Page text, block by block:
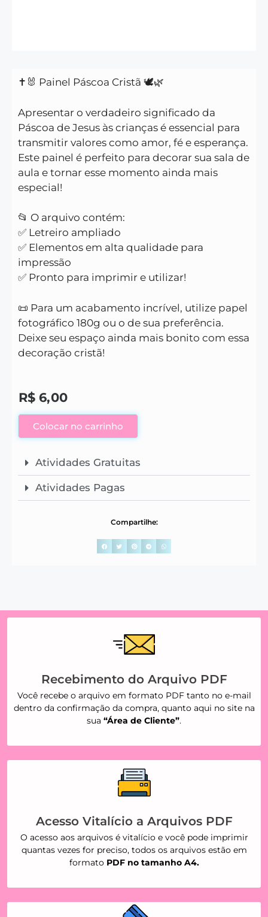
✝️🐰 Painel Páscoa Cristã 🕊️🌿
Apresentar o verdadeiro significado da
Páscoa de Jesus às crianças é essencial para
transmitir valores como amor, fé e esperança.
Este painel é perfeito para decorar sua sala de
aula e tornar esse momento ainda mais
especial!
📂 O arquivo contém:
✅ Letreiro ampliado
✅ Elementos em alta qualidade para
impressão
✅ Pronto para imprimir e utilizar!
📜 Para um acabamento incrível, utilize papel
fotográfico 180g ou o de sua preferência.
Deixe seu espaço ainda mais bonito com essa
decoração cristã!
R$ 6,00
Colocar no carrinho
Atividades Gratuitas
Atividades Pagas
Compartilhe:
Recebimento do Arquivo PDF
Você recebe o arquivo em formato PDF tanto no e-mail
dentro da confirmação da compra, quanto aqui no site na
sua “Área de Cliente”.
Acesso Vitalício a Arquivos PDF
O acesso aos arquivos é vitalício e você pode imprimir
quantas vezes for preciso, todos os arquivos estão em
formato PDF no tamanho A4.